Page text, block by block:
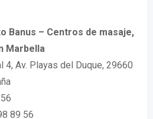
Banus – Centros de masaje,
Marbella
4, Av. Playas del Duque, 29660
89 56